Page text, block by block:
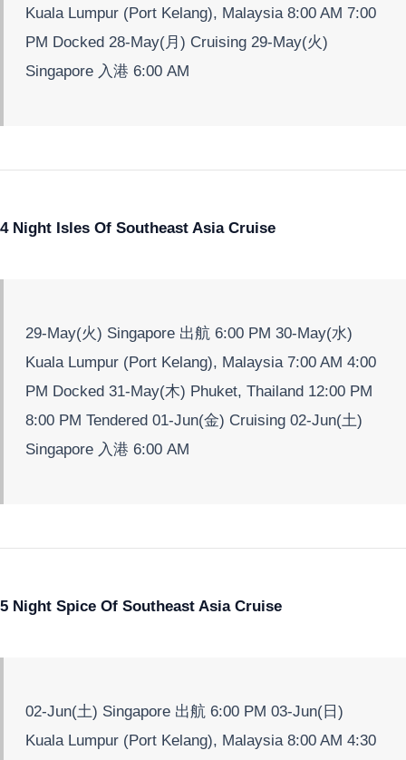
Kuala Lumpur (Port Kelang), Malaysia 8:00 AM 7:00
PM Docked 28-May(月) Cruising 29-May(火)
Singapore 入港 6:00 AM
4 Night Isles Of Southeast Asia Cruise
29-May(火) Singapore 出航 6:00 PM 30-May(水)
Kuala Lumpur (Port Kelang), Malaysia 7:00 AM 4:00
PM Docked 31-May(木) Phuket, Thailand 12:00 PM
8:00 PM Tendered 01-Jun(金) Cruising 02-Jun(土)
Singapore 入港 6:00 AM
5 Night Spice Of Southeast Asia Cruise
02-Jun(土) Singapore 出航 6:00 PM 03-Jun(日)
Kuala Lumpur (Port Kelang), Malaysia 8:00 AM 4:30